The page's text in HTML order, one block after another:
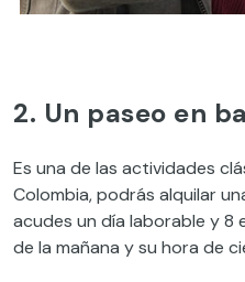
2. Un paseo en
Es una de las actividades
Colombia, podrás alquilar
acudes un día laborable y 8
de la mañana y su hora de